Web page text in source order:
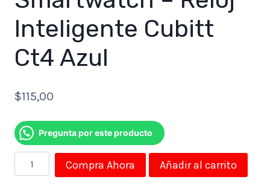
Inteligente Cubitt
Ct4 Azul
$115,00
Pregunta por este producto
Smartwatch
-
Compra Ahora Añadir al carrito